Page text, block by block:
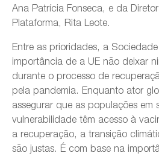
Ana Patrícia Fonseca, e da
Plataforma, Rita Leote.
Entre as prioridades, a
importância de a UE não deixar
durante o processo de
pela pandemia. Enquanto ator
assegurar que as populações em
vulnerabilidade têm acesso à
a recuperação, a transição
são justas. É com base na